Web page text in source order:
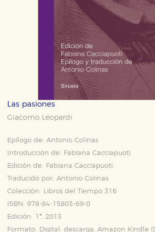
Las pasiones
Giacomo Leopardi
Epílogo de: Antonio Colinas
Introducción de:
Fabiana Cacciapuoti
Edición de:
Fabiana Cacciapuoti
Traducido por: Antonio Colinas
Colección:
Libros del Tiempo 316
ISBN: 978-84-15803-69-0
Edición: 1ª, 2013
Formato:
Digital: descarga, Amazon Kindle